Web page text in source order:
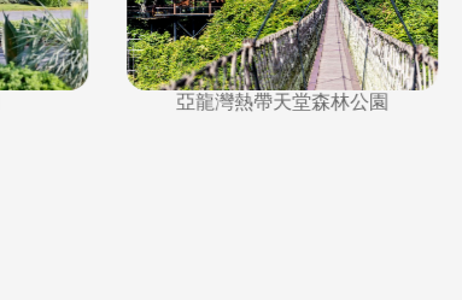
亞龍灣熱帶天堂森林公園